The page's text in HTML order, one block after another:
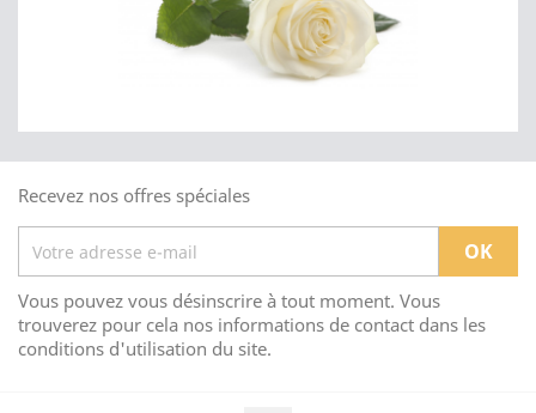
Recevez nos offres spéciales
Vous pouvez vous désinscrire à tout moment. Vous
trouverez pour cela nos informations de contact dans les
conditions d'utilisation du site.